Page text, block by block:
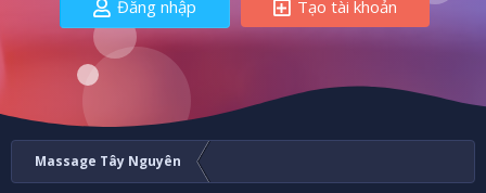
Đăng nhập Tạo tài khoản
Massage Tây Nguyên